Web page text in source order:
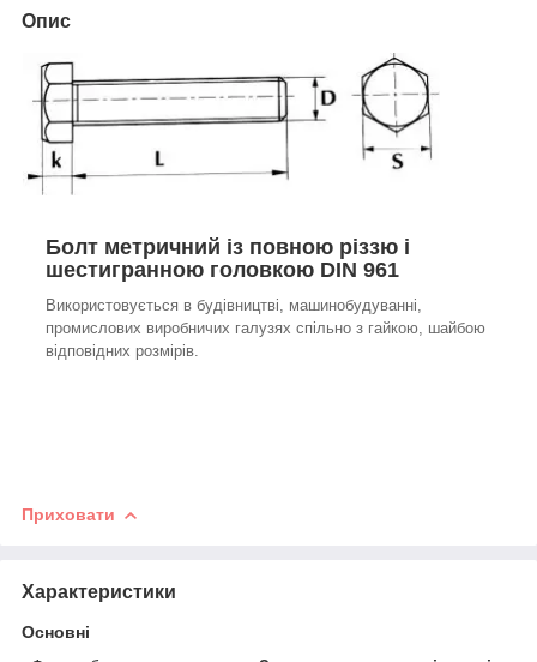
Опис
Болт метричний із повною різзю і
шестигранною головкою DIN 961
Використовується в будівництві, машинобудуванні,
промислових виробничих галузях спільно з гайкою, шайбою
відповідних розмірів.
Приховати
Характеристики
Основні